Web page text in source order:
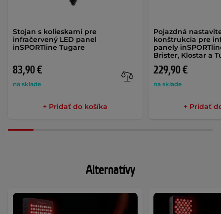
Stojan s kolieskami pre
infračervený LED panel
inSPORTline Tugare
83,90 €
na sklade
+ Pridať do košíka
Pojazdná
konštrukcia pre
panely
Brister, Klostar a
229,90 €
na sklade
+ Pridať
Alternatívy